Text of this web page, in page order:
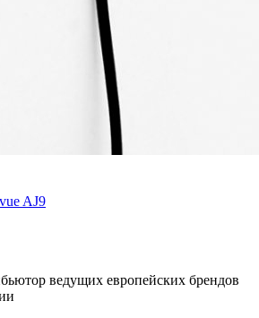
AJ9
ведущих европейских брендов